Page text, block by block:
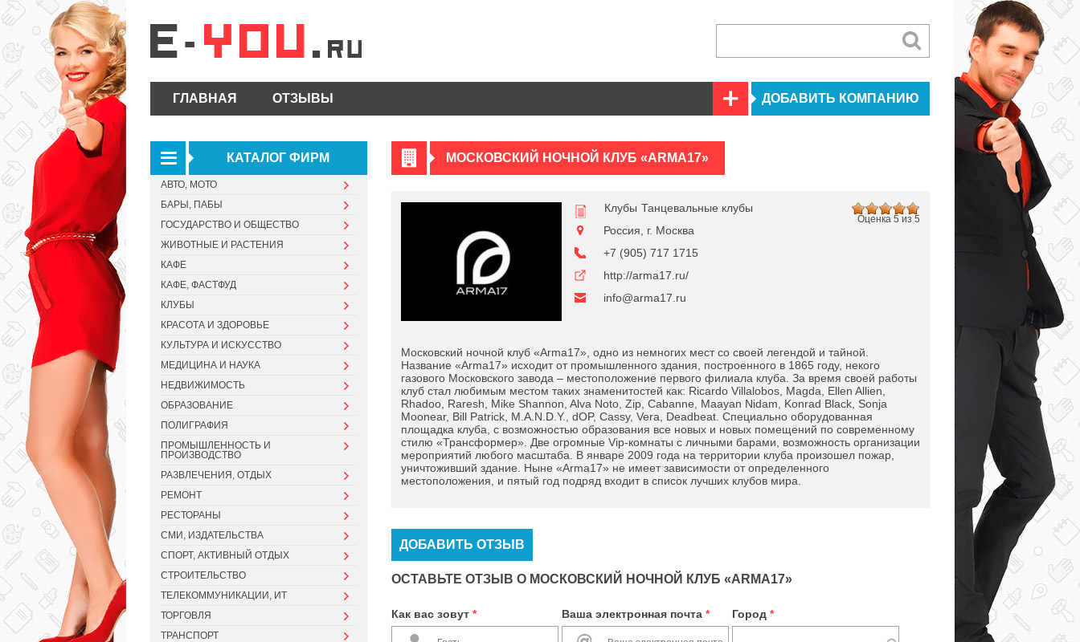
ГЛАВНАЯ ОТЗЫВЫ ДОБАВИТЬ КОМПАНИЮ
МОСКОВСКИЙ НОЧНОЙ КЛУБ «ARMA17»
Оценка 5 из 5
Клубы Танцевальные клубы
Россия, г. Москва
+7 (905) 717 1715
http://arma17.ru/
info@arma17.ru
Московский ночной клуб «Arma17», одно из немногих мест со своей легендой и тайной.
Название «Arma17» исходит от промышленного здания, построенного в 1865 году, некого
газового Московского завода – местоположение первого филиала клуба. За время своей работы
клуб стал любимым местом таких знаменитостей как: Ricardo Villalobos, Magda, Ellen Allien,
Rhadoo, Raresh, Mike Shannon, Alva Noto, Zip, Cabanne, Maayan Nidam, Konrad Black, Sonja
Moonear, Bill Patrick, M.A.N.D.Y., dOP, Cassy, Vera, Deadbeat. Специально оборудованная
площадка клуба, с возможностью образования все новых и новых помещений по современному
стилю «Трансформер». Две огромные Vip-комнаты с личными барами, возможность организации
мероприятий любого масштаба. В январе 2009 года на территории клуба произошел пожар,
уничтоживший здание. Ныне «Arma17» не имеет зависимости от определенного
местоположения, и пятый год подряд входит в список лучших клубов мира.
ДОБАВИТЬ ОТЗЫВ
ОСТАВЬТЕ ОТЗЫВ О МОСКОВСКИЙ НОЧНОЙ КЛУБ «ARMA17»
Как вас зовут * Ваша электронная почта * Город *
КАТАЛОГ ФИРМ
АВТО, МОТО
БАРЫ, ПАБЫ
ГОСУДАРСТВО И ОБЩЕСТВО
ЖИВОТНЫЕ И РАСТЕНИЯ
КАФЕ
КАФЕ, ФАСТФУД
КЛУБЫ
КРАСОТА И ЗДОРОВЬЕ
КУЛЬТУРА И ИСКУССТВО
МЕДИЦИНА И НАУКА
НЕДВИЖИМОСТЬ
ОБРАЗОВАНИЕ
ПОЛИГРАФИЯ
ПРОМЫШЛЕННОСТЬ И
ПРОИЗВОДСТВО
РАЗВЛЕЧЕНИЯ, ОТДЫХ
РЕМОНТ
РЕСТОРАНЫ
СМИ, ИЗДАТЕЛЬСТВА
СПОРТ, АКТИВНЫЙ ОТДЫХ
СТРОИТЕЛЬСТВО
ТЕЛЕКОММУНИКАЦИИ, ИТ
ТОРГОВЛЯ
ТРАНСПОРТ